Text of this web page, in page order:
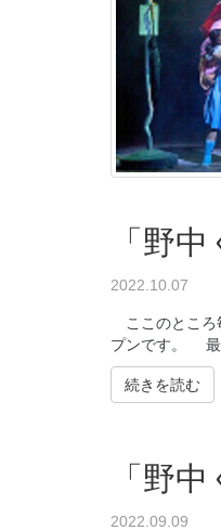
「野
2022.10.07
ここのところ
プンです。 最
続きを読む
「野
2022.09.09